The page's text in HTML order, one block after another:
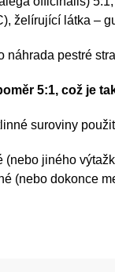
želírující látka –
pestré
5:1, což je
suroviny
jiného
(nebo dokonce